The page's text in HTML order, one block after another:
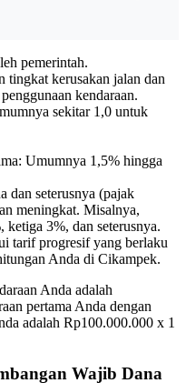
pemerintah.
tingkat kerusakan jalan dan
kendaraan.
sekitar 1,0 untuk
Umumnya 1,5% hingga
dan seterusnya (pajak
meningkat. Misalnya,
3%, dan seterusnya.
tarif progresif yang berlaku
Anda di Cikampek.
Anda adalah
pertama Anda dengan
adalah Rp100.000.000 x 1
Wajib Dana